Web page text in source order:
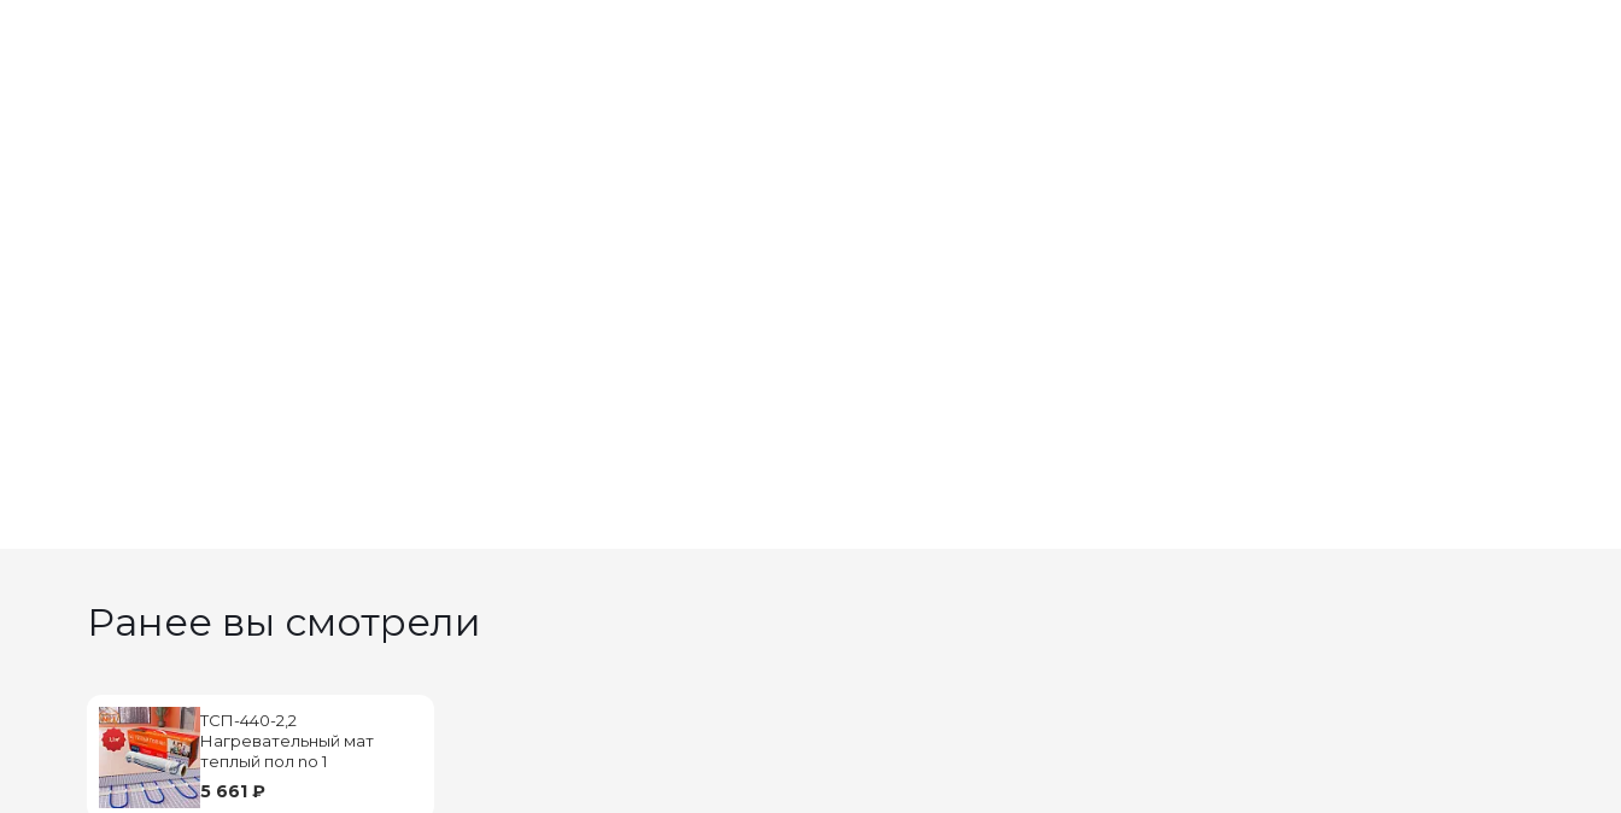
Ранее вы смотрели
ТСП-440-2,2
Нагревательный мат
теплый пол no 1
5 661 ₽